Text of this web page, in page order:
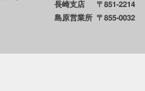
長崎支店
〒851-2214
島原営業所 〒855-0032